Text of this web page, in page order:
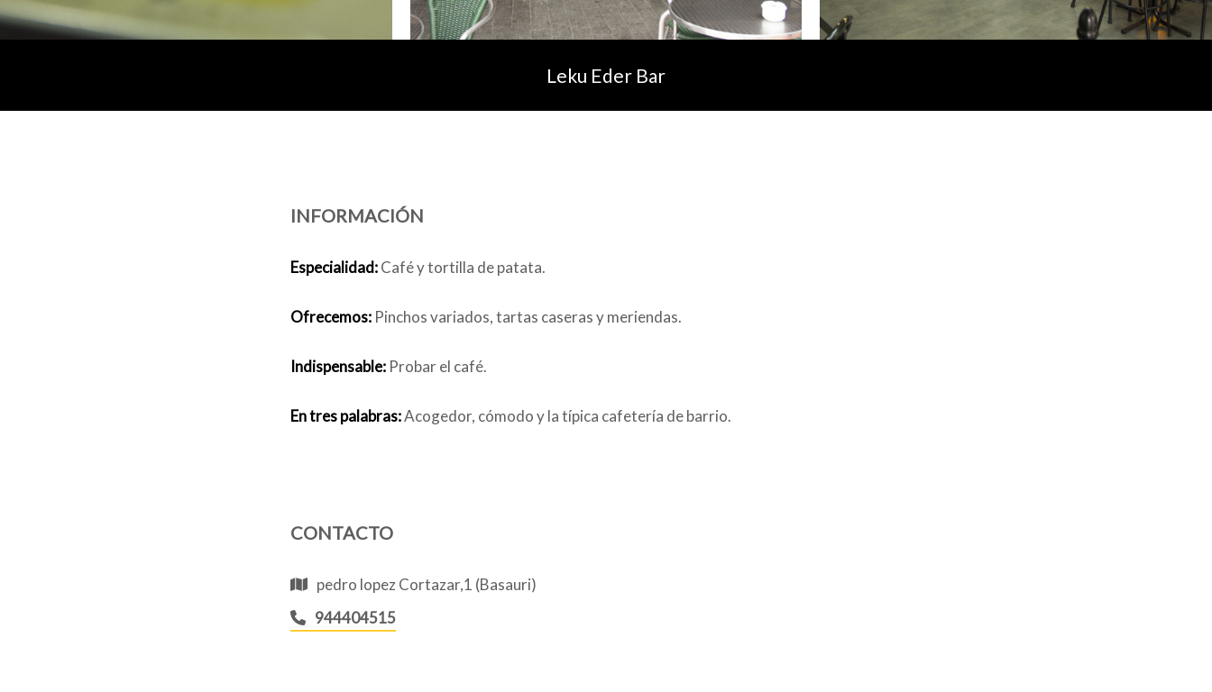
Leku Eder Bar
INFORMACIÓN
Especialidad:Café y tortilla de patata.
Ofrecemos: Pinchos variados, tartas caseras y meriendas.
Indispensable: Probar el café.
En tres palabras:Acogedor, cómodo y la típica cafetería de barrio.
CONTACTO
pedro lopez Cortazar,1 (Basauri)
944404515